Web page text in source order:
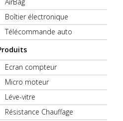
Boîtier électronique
Télécommande auto
Ecran compteur
Micro moteur
Léve-vitre
Résistance Chauffage